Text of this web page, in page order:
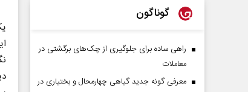
گوناگون
راهی ساده برای جلوگیری از چک‌های برگشتی در
معاملات
معرفی گونه جدید گیاهی چهارمحال و بختیاری در